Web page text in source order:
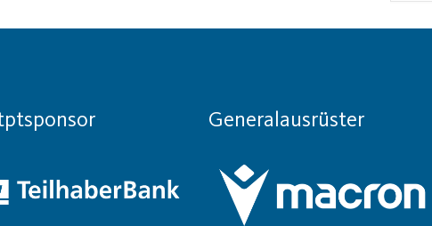
Generalausrüster